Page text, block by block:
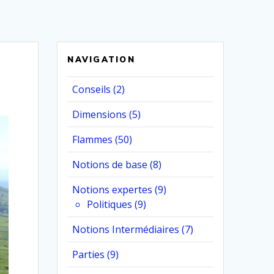
NAVIGATION
Conseils (2)
Dimensions (5)
Flammes (50)
Notions de base (8)
Notions expertes (9)
Politiques (9)
Notions Intermédiaires (7)
Parties (9)